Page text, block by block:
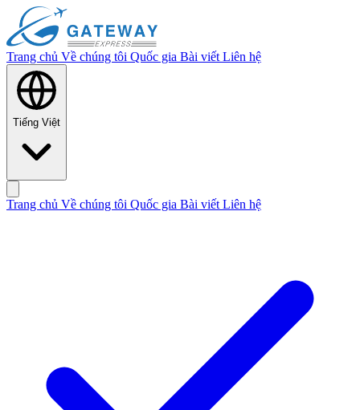
Trang chủ Về chúng tôi Quốc gia Bài viết Liên hệ
Tiếng Việt
Trang chủ Về chúng tôi Quốc gia Bài viết Liên hệ